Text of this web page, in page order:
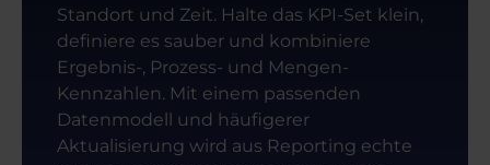
Standort und Zeit. Halte das KPI-Set klein,
definiere es sauber und kombiniere
Ergebnis-, Prozess- und Mengen-
Kennzahlen. Mit einem passenden
Datenmodell und häufigerer
Aktualisierung wird aus Reporting echte